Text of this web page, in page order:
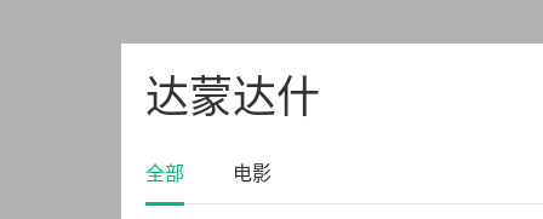
达蒙达什
全部 电影